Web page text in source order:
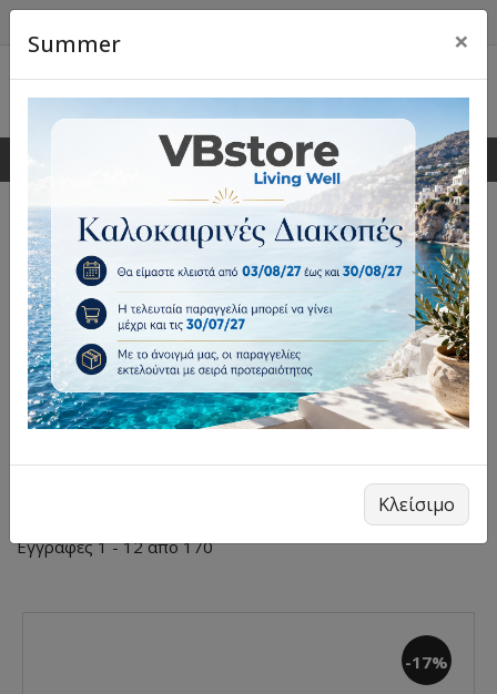
0 0
Τραπέζια
Mοναδική ποικιλία και υψηλή ποιότητα κατασκευής
σε τραπέζια σαλονιού και κουζίνας, επεκτεινόμενα,
ξύλινα, μελαμίνης και μεταλλικά.
Επέλεξε φίλτρα
Εγγραφές 1 - 12 από 170
-17%
Summer ×
Κλείσιμο